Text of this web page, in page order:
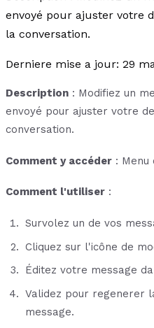
envoyé pour ajuster votre
la conversation.
Derniere mise a jour: 29
Description : Modifiez un
envoyé pour ajuster votre
conversation.
Comment y accéder : Menu
Comment l'utiliser :
Survolez un de vos
Cliquez sur l'icône de
Éditez votre message
Validez pour regenerer
message.